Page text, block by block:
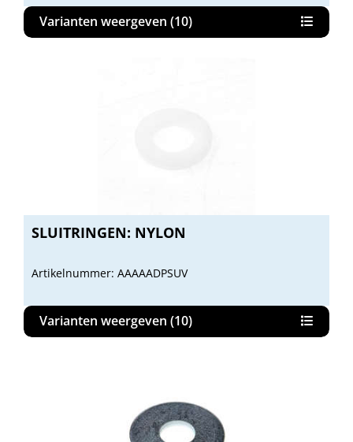
Varianten weergeven (10)
SLUITRINGEN: NYLON
Artikelnummer: AAAAADPSUV
Varianten weergeven (10)